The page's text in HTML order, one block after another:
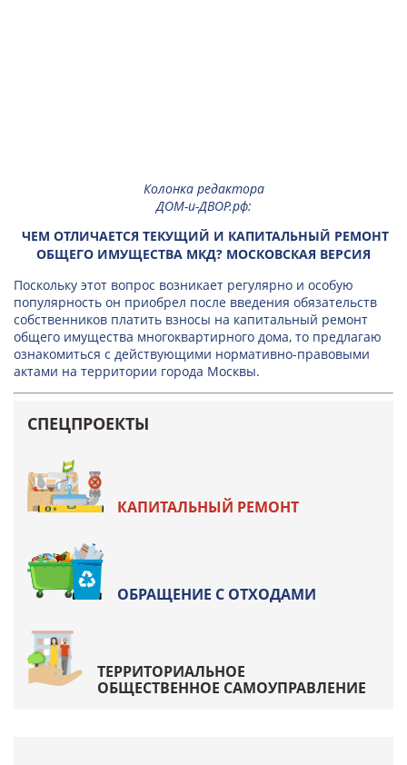
Колонка редактора
ДОМ-и-ДВОР.рф:
ЧЕМ ОТЛИЧАЕТСЯ ТЕКУЩИЙ И КАПИТАЛЬНЫЙ РЕМОНТ
ОБЩЕГО ИМУЩЕСТВА МКД? МОСКОВСКАЯ ВЕРСИЯ
Поскольку этот вопрос возникает регулярно и особую
популярность он приобрел после введения обязательств
собственников платить взносы на капитальный ремонт
общего имущества многоквартирного дома, то предлагаю
ознакомиться с действующими нормативно-правовыми
актами на территории города Москвы.
СПЕЦПРОЕКТЫ
КАПИТАЛЬНЫЙ РЕМОНТ
ОБРАЩЕНИЕ С ОТХОДАМИ
ТЕРРИТОРИАЛЬНОЕ
ОБЩЕСТВЕННОЕ САМОУПРАВЛЕНИЕ